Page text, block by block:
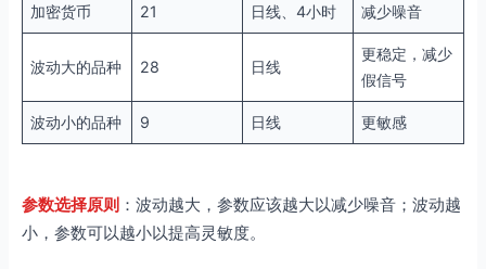
加密货币 21 日线、4小时 减少噪音
波动大的品种 28 日线
更稳定，减少
假信号
波动小的品种 9 日线 更敏感
参数选择原则 ：波动越大，参数应该越大以减少噪音；波动越
小，参数可以越小以提高灵敏度。